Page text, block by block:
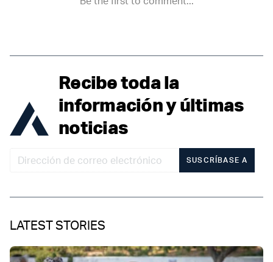
Recibe toda la
información y últimas
noticias
SUSCRÍBASE A
LATEST STORIES